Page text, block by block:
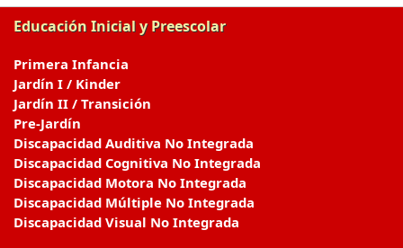
Educación Inicial y Preescolar
Primera Infancia
Jardín I / Kinder
Jardín II / Transición
Pre-Jardín
Discapacidad Auditiva No Integrada
Discapacidad Cognitiva No Integrada
Discapacidad Motora No Integrada
Discapacidad Múltiple No Integrada
Discapacidad Visual No Integrada